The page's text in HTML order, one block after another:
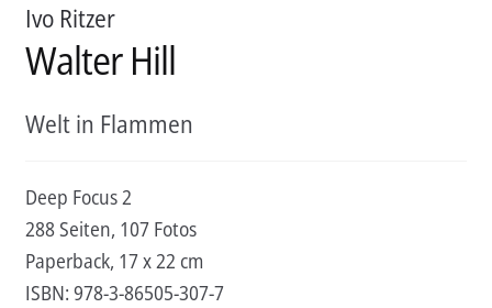
Ivo Ritzer
Walter Hill
Welt in Flammen
Deep Focus 2
288 Seiten, 107 Fotos
Paperback, 17 x 22 cm
ISBN: 978-3-86505-307-7